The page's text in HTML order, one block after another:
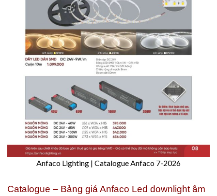
Anfaco Lighting | Catalogue Anfaco 7-2026
Catalogue – Bảng giá Anfaco Led downlight âm